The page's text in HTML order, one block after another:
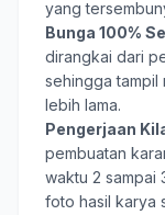
yang
Bunga 100%
dirangkai dari
sehingga tampil
lebih lama.
Pengerjaan
pembuatan
waktu 2 sampai
foto hasil karya